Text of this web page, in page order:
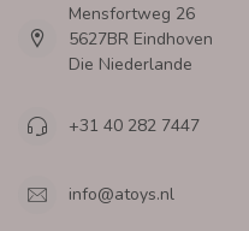
Mensfortweg 26
5627BR Eindhoven
Die Niederlande
+31 40 282 7447
info@atoys.nl